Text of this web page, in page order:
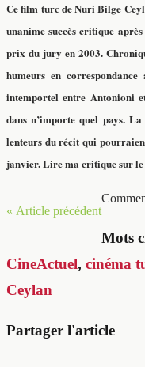
Ce film turc de Nuri Bilge
unanime succès critique
prix du jury en 2003.
humeurs en
intemportel entre Antonioni
dans n’importe quel pays.
lenteurs du récit qui
janvier.Lire ma critique sur
« Article précédent
Mots
CineActuel, cinéma
Ceylan
Partager l'article